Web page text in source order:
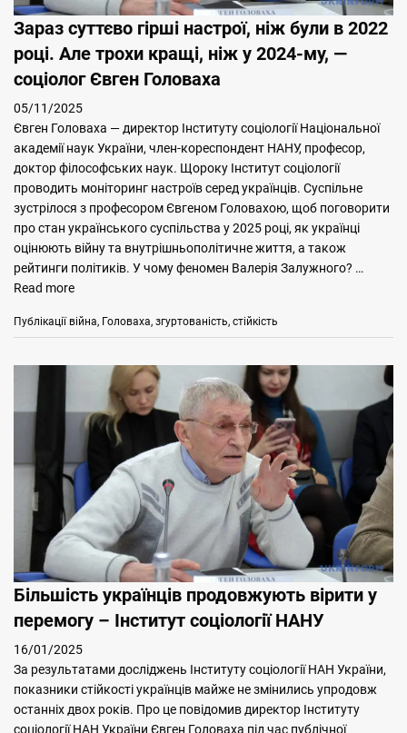
Зараз суттєво гірші настрої, ніж були в 2022
році. Але трохи кращі, ніж у 2024-му, —
соціолог Євген Головаха
05/11/2025
Євген Головаха — директор Інституту соціології Національної
академії наук України, член-кореспондент НАНУ, професор,
доктор філософських наук. Щороку Інститут соціології
проводить моніторинг настроїв серед українців. Суспільне
зустрілося з професором Євгеном Головахою, щоб поговорити
про стан українського суспільства у 2025 році, як українці
оцінюють війну та внутрішньополітичне життя, а також
рейтинги політиків. У чому феномен Валерія Залужного? …
Read more
Categories
Публікації Tags
війна, Головаха, згуртованість, стійкість
Більшість українців продовжують вірити у
перемогу – Інститут соціології НАНУ
16/01/2025
За результатами досліджень Інституту соціології НАН України,
показники стійкості українців майже не змінились упродовж
останніх двох років. Про це повідомив директор Інституту
соціології НАН України Євген Головаха під час публічної